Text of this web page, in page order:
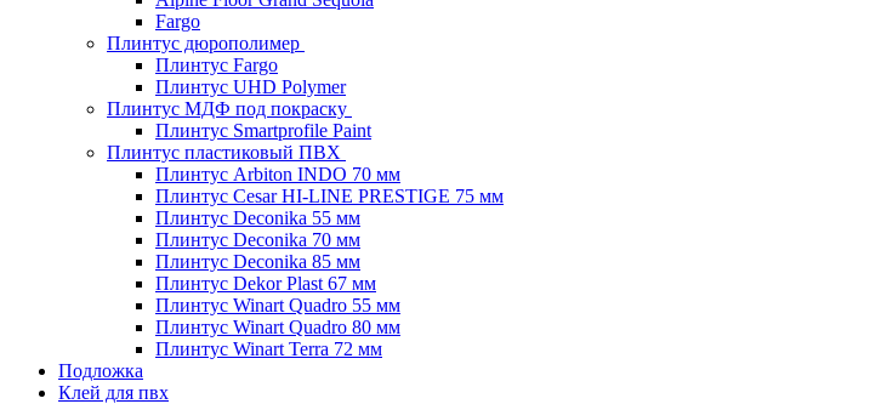
Fargo
Плинтус дюрополимер
Плинтус Fargo
Плинтус UHD Polymer
Плинтус МДФ под покраску
Плинтус Smartprofile Paint
Плинтус пластиковый ПВХ
Плинтус Arbiton INDO 70 мм
Плинтус Cesar HI-LINE PRESTIGE 75 мм
Плинтус Deconika 55 мм
Плинтус Deconika 70 мм
Плинтус Deconika 85 мм
Плинтус Dekor Plast 67 мм
Плинтус Winart Quadro 55 мм
Плинтус Winart Quadro 80 мм
Плинтус Winart Terra 72 мм
Подложка
Клей для пвх